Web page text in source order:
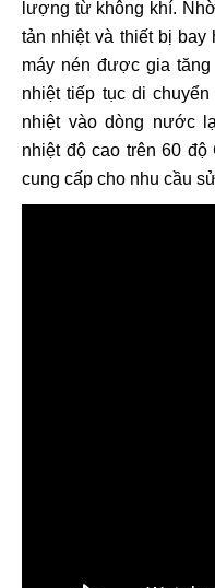
lượng từ không khí.
tản nhiệt và thiết bị
máy nén được gia
nhiệt tiếp tục di
nhiệt vào dòng nước
nhiệt độ cao trên 60
cung cấp cho nhu cầu